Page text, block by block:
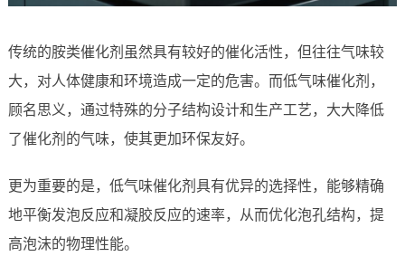
传统的胺类催化剂虽然具有较好的催化活性，但往往气味较
大，对人体健康和环境造成一定的危害。而低气味催化剂，
顾名思义，通过特殊的分子结构设计和生产工艺，大大降低
了催化剂的气味，使其更加环保友好。
更为重要的是，低气味催化剂具有优异的选择性，能够精确
地平衡发泡反应和凝胶反应的速率，从而优化泡孔结构，提
高泡沫的物理性能。